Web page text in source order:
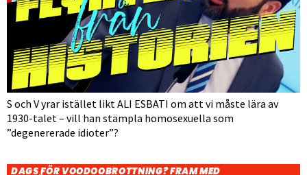
S och V yrar istället likt ALI ESBATI om att vi måste lära av
1930-talet – vill han stämpla homosexuella som
”degenererade idioter”?
DAGS FÖR VOODOOBROTTNING? FRAM MED